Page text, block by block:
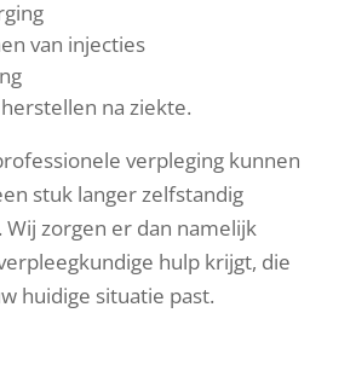
van injecties
na ziekte.
verpleging kunnen
stuk langer zelfstandig
Wij zorgen er dan namelijk
hulp krijgt, die
huidige situatie past.